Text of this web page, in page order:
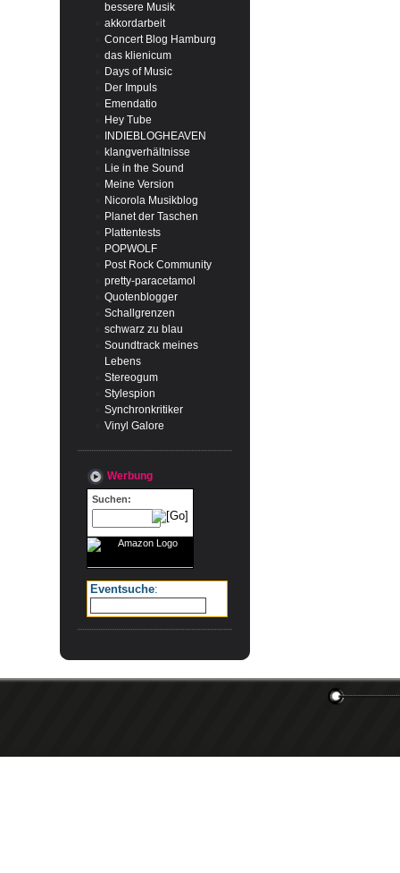
bessere Musik
akkordarbeit
Concert Blog Hamburg
das klienicum
Days of Music
Der Impuls
Emendatio
Hey Tube
INDIEBLOGHEAVEN
klangverhältnisse
Lie in the Sound
Meine Version
Nicorola Musikblog
Planet der Taschen
Plattentests
POPWOLF
Post Rock Community
pretty-paracetamol
Quotenblogger
Schallgrenzen
schwarz zu blau
Soundtrack meines
Lebens
Stereogum
Stylespion
Synchronkritiker
Vinyl Galore
Werbung
Suchen:
Eventsuche: